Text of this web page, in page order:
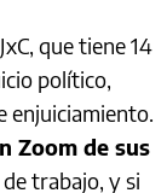
que tiene 14
político,
enjuiciamiento.
Zoom de sus
trabajo, y si